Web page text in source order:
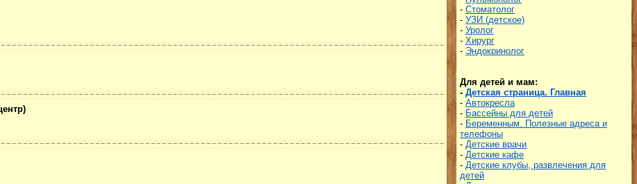
- Стоматолог
- УЗИ (детское)
- Уролог
- Хирург
- Эндокринолог
Для детей и мам:
- Детская страница. Главная
- Автокресла
- Бассейны для детей
- Беременным. Полезные адреса и
телефоны
- Детские врачи
- Детские кафе
- Детские клубы, развлечения для
детей